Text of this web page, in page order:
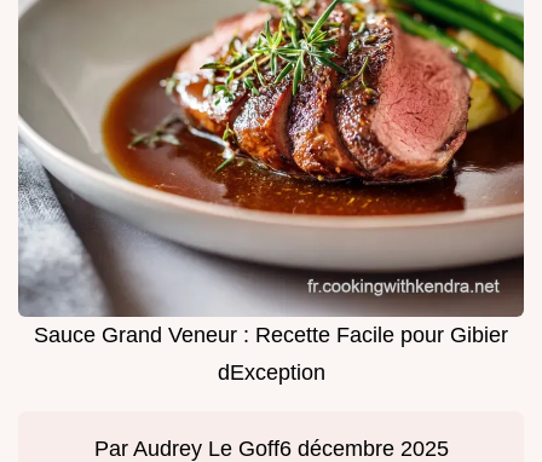
Sauce Grand Veneur : Recette Facile pour Gibier
dException
Par Audrey Le Goff6 décembre 2025